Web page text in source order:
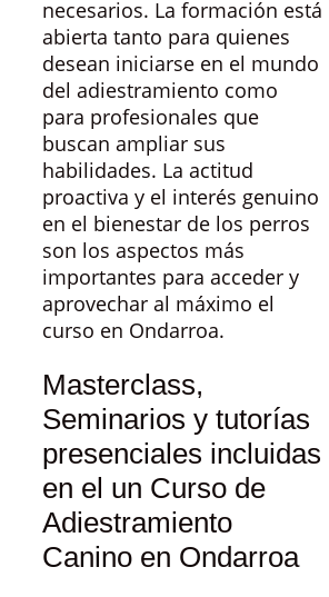
necesarios. La formación está
abierta tanto para quienes
desean iniciarse en el mundo
del adiestramiento como
para profesionales que
buscan ampliar sus
habilidades. La actitud
proactiva y el interés genuino
en el bienestar de los perros
son los aspectos más
importantes para acceder y
aprovechar al máximo el
curso en Ondarroa.
Masterclass,
Seminarios y tutorías
presenciales incluidas
en el un Curso de
Adiestramiento
Canino en Ondarroa